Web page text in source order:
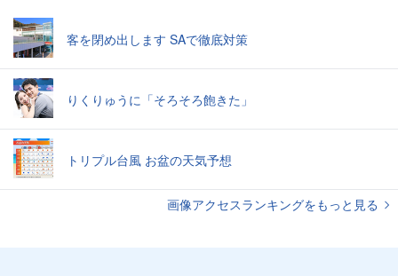
客を閉め出します SAで徹底対策
りくりゅうに「そろそろ飽きた」
トリプル台風 お盆の天気予想
画像アクセスランキングをもっと見る